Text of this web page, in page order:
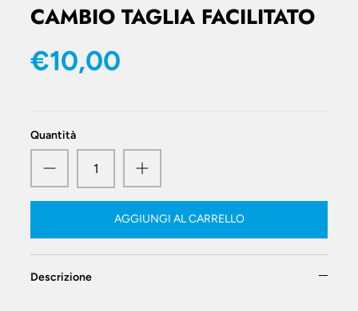
CAMBIO TAGLIA FACILITATO
€10,00
Quantità
AGGIUNGI AL CARRELLO
Descrizione